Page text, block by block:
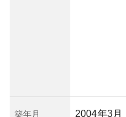
築年月 2004年3月